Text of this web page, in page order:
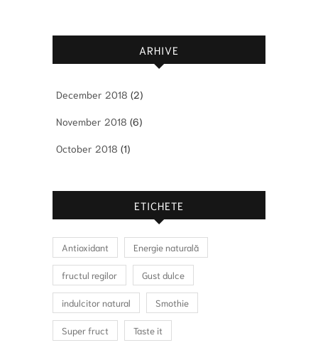
ARHIVE
December 2018 (2)
November 2018 (6)
October 2018 (1)
ETICHETE
Antioxidant Energie naturală
fructul regilor Gust dulce
indulcitor natural Smothie
Super fruct Taste it